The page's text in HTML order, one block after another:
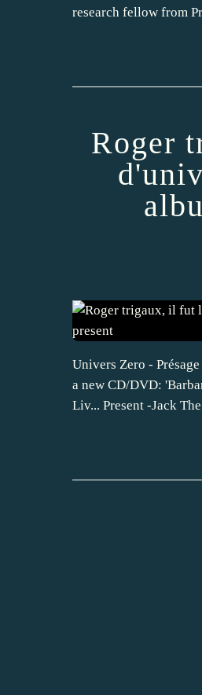
research fellow from
Roger
Univers Zero -
a new CD/DVD:
Liv... Present -Jack